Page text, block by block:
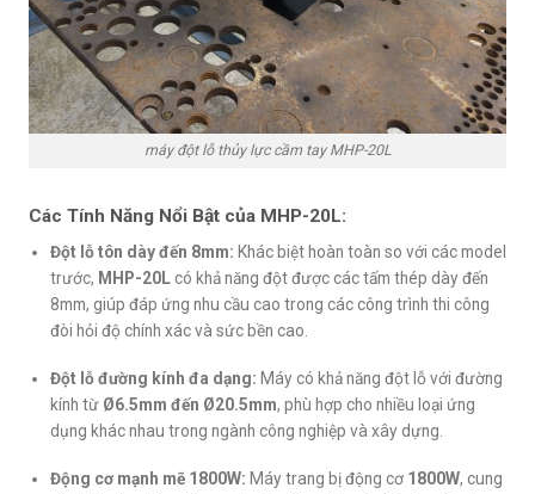
máy đột lỗ thủy lực cầm tay MHP-20L
Các Tính Năng Nổi Bật của MHP-20L:
Đột lỗ tôn dày đến 8mm: Khác biệt hoàn toàn so với các model
trước, MHP-20Lcó khả năng đột được các tấm thép dày đến
8mm, giúp đáp ứng nhu cầu cao trong các công trình thi công
đòi hỏi độ chính xác và sức bền cao.
Đột lỗ đường kính đa dạng: Máy có khả năng đột lỗ với đường
kính từ Ø6.5mm đến Ø20.5mm, phù hợp cho nhiều loại ứng
dụng khác nhau trong ngành công nghiệp và xây dựng.
Động cơ mạnh mẽ 1800W: Máy trang bị động cơ 1800W, cung